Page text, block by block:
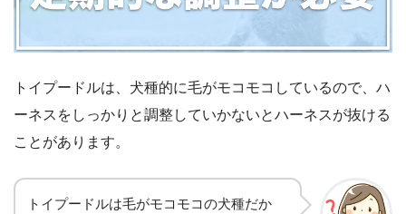
トイプードルは、犬種的に毛がモコモコしているので、ハ
ーネスをしっかりと調整していかないとハーネスが抜ける
ことがあります。
トイプードルは毛がモコモコの犬種だか